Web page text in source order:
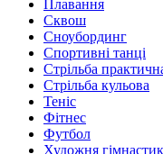
Плавання
Сквош
Сноубординг
Спортивні танці
Стрільба
Стрільба кульова
Теніс
Фітнес
Футбол
Художня